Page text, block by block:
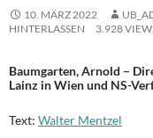
10. MÄRZ 2022
HINTERLASSEN
3.928
Baumgarten, Arnold –
Lainz in Wien und NS-
Text: Walter Mentzel